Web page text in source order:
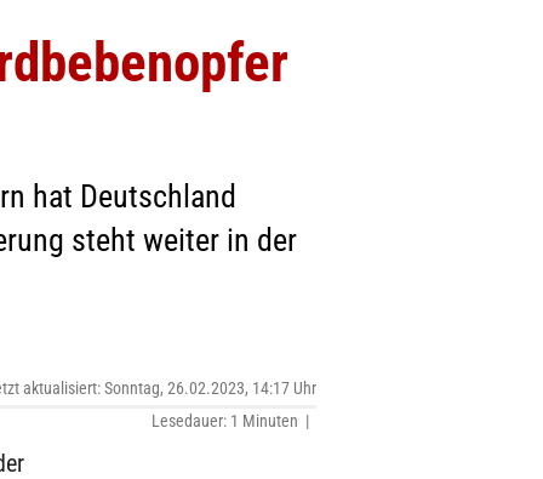
hat Deutschland
steht weiter in der
aktualisiert: Sonntag, 26.02.2023, 14:17 Uhr
Lesedauer: 1 Minuten |